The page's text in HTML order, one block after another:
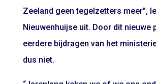
Zeeland geen tegelzetters meer”,
Nieuwenhuijse uit. Door dit nieuwe
eerdere bijdragen van het
dus niet.